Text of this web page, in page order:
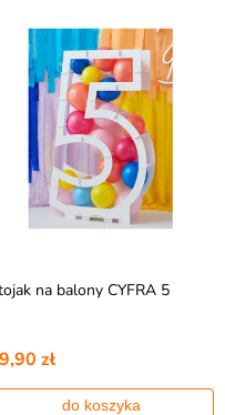
nigdy nie było tak
na balony CYFRA 5
zł
do koszyka